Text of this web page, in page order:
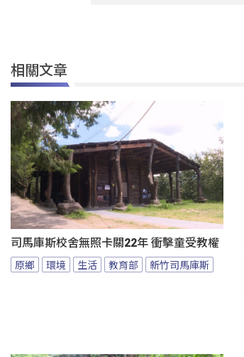
相關文章
司馬庫斯校舍無照卡關22年 衝擊童受教權
原鄉 環境 生活 教育部 新竹司馬庫斯